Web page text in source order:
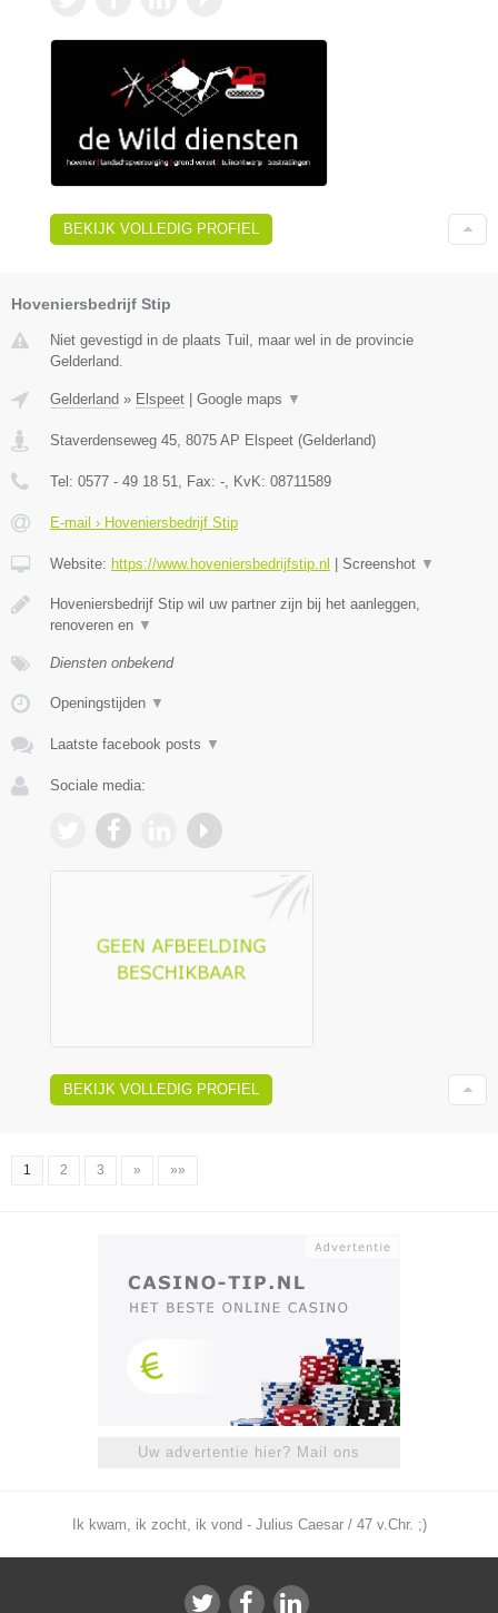
BEKIJK VOLLEDIG PROFIEL
Hoveniersbedrijf Stip
Niet gevestigd in de plaats Tuil, maar wel in de provincie
Gelderland.
Gelderland » Elspeet Google maps ▼
Staverdenseweg 45, 8075 AP Elspeet (Gelderland)
Tel: 0577 - 49 18 51, Fax: -, KvK: 08711589
E-mail › Hoveniersbedrijf Stip
Website: https://www.hoveniersbedrijfstip.nl Screenshot ▼
Hoveniersbedrijf Stip wil uw partner zijn bij het aanleggen,
renoveren en ▼
Diensten onbekend
Openingstijden ▼
Laatste facebook posts ▼
Sociale media:
BEKIJK VOLLEDIG PROFIEL
1 2 3 » »»
Uw advertentie hier? Mail ons
Ik kwam, ik zocht, ik vond - Julius Caesar / 47 v.Chr. ;)